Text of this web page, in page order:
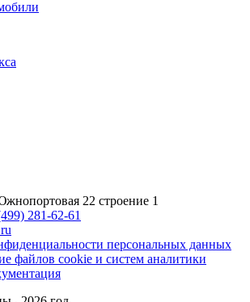
22 строение 1
281-62-61
персональных данных
файлов cookie и систем аналитики